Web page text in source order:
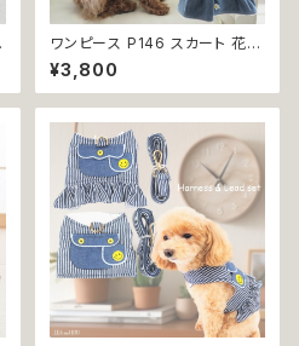
ワンピース P146 スカート 花
ジャンスカ ドッグウエア ドック
ウェア 犬 猫 犬の服 猫の服 do
g ペット 服 小型犬 かわいい お
返品交換不可
¥3,800